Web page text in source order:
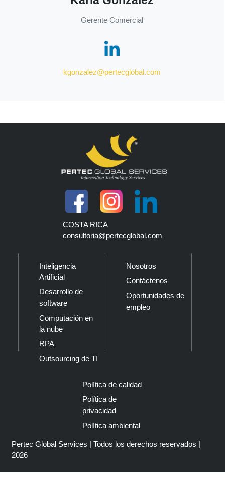
Gerente Comercial
kgonzalez@pertecglobal.com
COSTA RICA
consultoria@pertecglobal.com
Inteligencia
Artificial
Desarrollo de
software
Computación en
la nube
RPA
Outsourcing de TI
Nosotros
Contáctenos
Oportunidades de
empleo
Política de calidad
Política de
privacidad
Política ambiental
Pertec Global Services | Todos los derechos reservados |
2026